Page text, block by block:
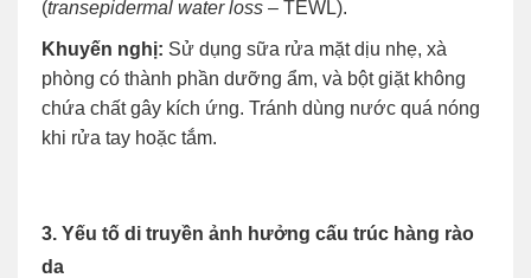
(transepidermal water loss – TEWL).
Khuyến nghị: Sử dụng sữa rửa mặt dịu nhẹ, xà
phòng có thành phần dưỡng ẩm, và bột giặt không
chứa chất gây kích ứng. Tránh dùng nước quá nóng
khi rửa tay hoặc tắm.
3. Yếu tố di truyền ảnh hưởng cấu trúc hàng rào
da